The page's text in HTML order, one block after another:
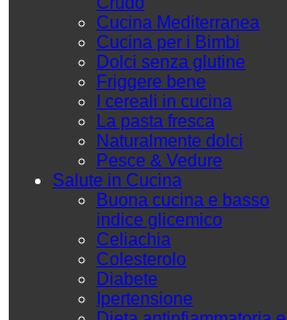
Cucina Mediterranea
Cucina per i Bimbi
Dolci senza glutine
Friggere bene
I cereali in cucina
La pasta fresca
Naturalmente dolci
Pesce & Vedure
Salute in Cucina
Buona cucina e basso
indice glicemico
Celiachia
Colesterolo
Diabete
Ipertensione